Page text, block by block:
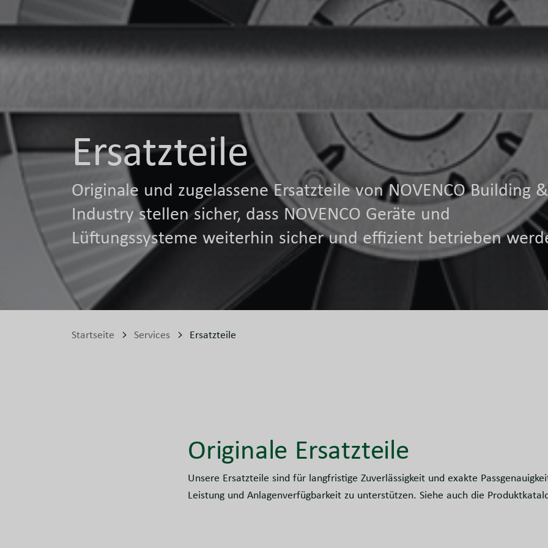
Ersatzteile
Originale und zugelassene Ersatzteile von NOVENCO Building &
Industry stellen sicher, dass NOVENCO Geräte und
Lüftungssysteme weiterhin sicher und effizient betrieben
Startseite Services Ersatzteile
Originale Ersatzteile
Unsere Ersatzteile sind für langfristige Zuverlässigkeit und exakte
Leistung und Anlagenverfügbarkeit zu unterstützen. Siehe auch die